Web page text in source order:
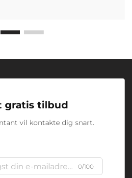
gratis tilbud
vil kontakte dig snart.
0/100